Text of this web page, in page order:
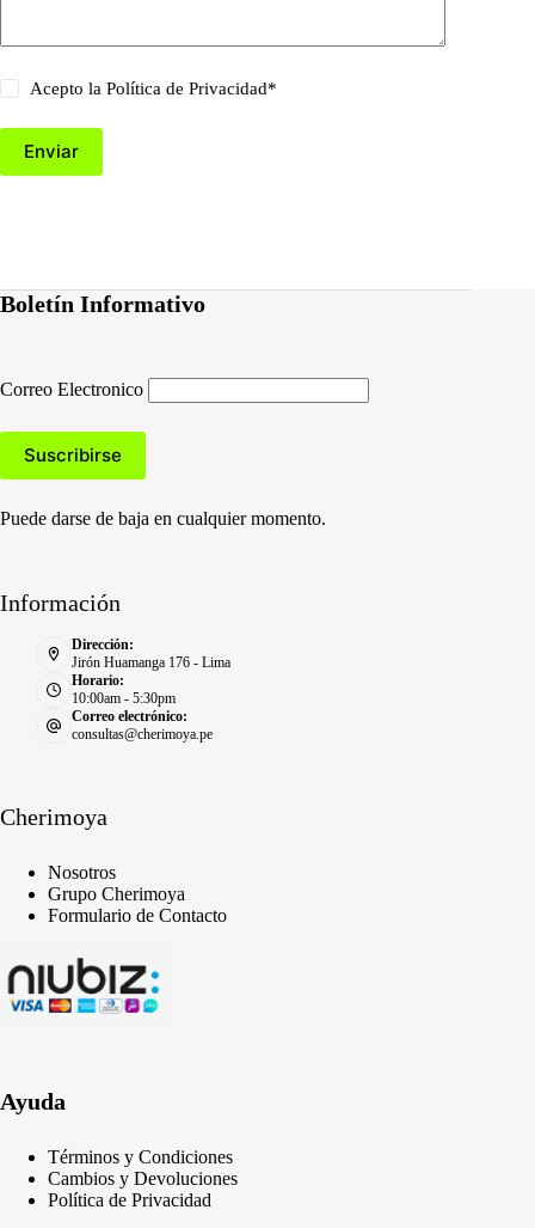
Acepto laPolítica de Privacidad*
Enviar
Boletín Informativo
Correo Electronico
Puede darse de baja en cualquier momento.
Información
Dirección:
Jirón Huamanga 176 - Lima
Horario:
10:00am - 5:30pm
Correo electrónico:
consultas@cherimoya.pe
Cherimoya
Nosotros
Grupo Cherimoya
Formulario de Contacto
Ayuda
Términos y Condiciones
Cambios y Devoluciones
Política de Privacidad